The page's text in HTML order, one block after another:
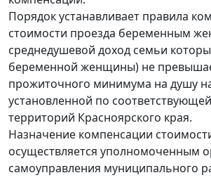
Порядок устанавливает правила
стоимости проезда беременным
среднедушевой доход семьи
беременной женщины) не
прожиточного минимума на душу
установленной по
территорий Красноярского края.
Назначение компенсации
осуществляется уполномоченным
самоуправления муниципального